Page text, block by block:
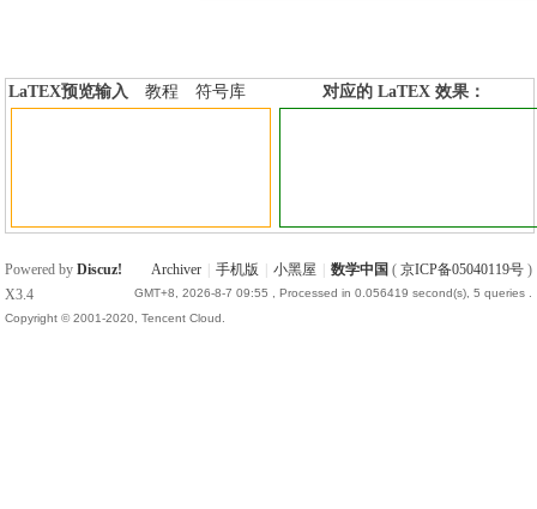
LaTEX预览输入 教程
符号库
对应的 LaTEX 效果：
Archiver 手机版 小黑屋 数学中国 ( 京ICP备05040119号)
GMT+8, 2026-8-7 09:55 , Processed in 0.056419 second(s), 5 queries .
Powered byDiscuz!
X3.4
Copyright © 2001-2020, Tencent Cloud.